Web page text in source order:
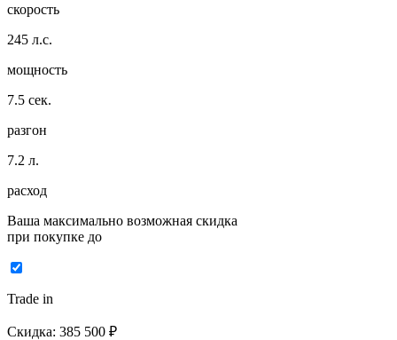
скорость
245 л.с.
мощность
7.5 сек.
разгон
7.2 л.
расход
Ваша максимально возможная скидка
при покупке до
Trade in
Скидка: 385 500 ₽